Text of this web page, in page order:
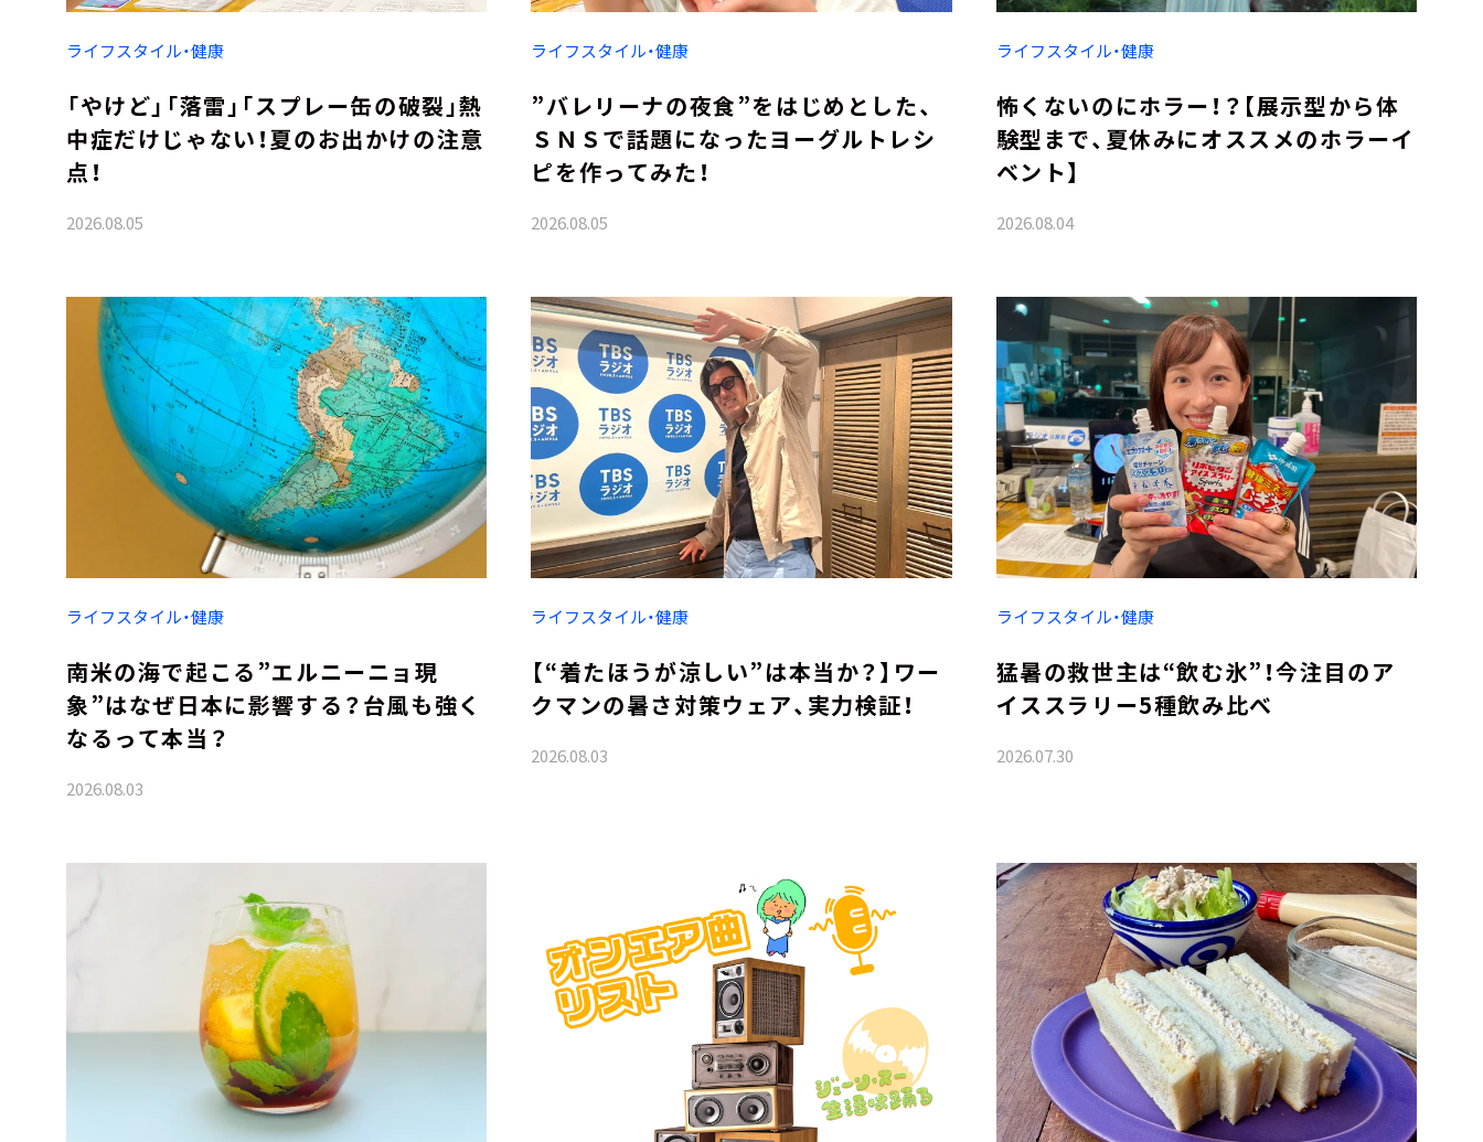
ライフスタイル・健康
「やけど」「落雷」「スプレー缶の破裂」熱
中症だけじゃない！夏のお出かけの注意
点！
2026.08.05
ライフスタイル・健康
”バレリーナの夜食”をはじめとした、
ＳＮＳで話題になったヨーグルトレシ
ピを作ってみた！
2026.08.05
ライフスタイル・健康
怖くないのにホラー！？【展示型から体
験型まで、夏休みにオススメのホラーイ
ベント】
2026.08.04
ライフスタイル・健康
南米の海で起こる”エルニーニョ現
象”はなぜ日本に影響する？台風も強く
なるって本当？
2026.08.03
ライフスタイル・健康
【“着たほうが涼しい”は本当か？】ワー
クマンの暑さ対策ウェア、実力検証！
2026.08.03
ライフスタイル・健康
猛暑の救世主は“飲む氷”！今注目のア
イススラリー5種飲み比べ
2026.07.30